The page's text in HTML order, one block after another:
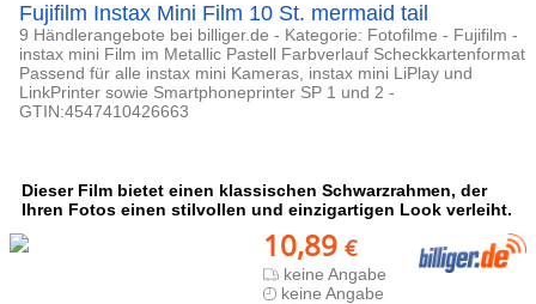
Fujifilm Instax Mini Film 10 St. mermaid tail
9 Händlerangebote bei billiger.de - Kategorie: Fotofilme - Fujifilm -
instax mini Film im Metallic Pastell Farbverlauf Scheckkartenformat
Passend für alle instax mini Kameras, instax mini LiPlay und
LinkPrinter sowie Smartphoneprinter SP 1 und 2 -
GTIN:4547410426663
Dieser Film bietet einen klassischen Schwarzrahmen, der
Ihren Fotos einen stilvollen und einzigartigen Look verleiht.
10,89 €
keine Angabe
keine Angabe